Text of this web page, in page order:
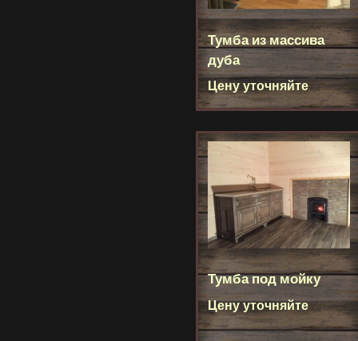
Тумба из массива
дуба
Цену уточняйте
Тумба под мойку
Цену уточняйте